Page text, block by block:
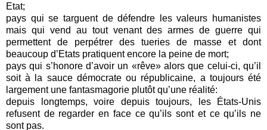
Etat;
pays qui se targuent de défendre les valeurs humanistes
mais qui vend au tout venant des armes de guerre qui
permettent de perpétrer des tueries de masse et dont
beaucoup d’Etats pratiquent encore la peine de mort;
pays qui s’honore d’avoir un «rêve» alors que celui-ci, qu’il
soit à la sauce démocrate ou républicaine, a toujours été
largement une fantasmagorie plutôt qu’une réalité:
depuis longtemps, voire depuis toujours, les États-Unis
refusent de regarder en face ce qu’ils sont et ce qu’ils ne
sont pas.